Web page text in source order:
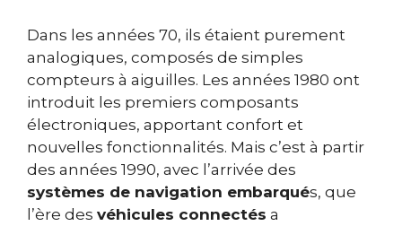
Dans les années 70, ils étaient purement
analogiques, composés de simples
compteurs à aiguilles. Les années 1980 ont
introduit les premiers composants
électroniques, apportant confort et
nouvelles fonctionnalités. Mais c’est à partir
des années 1990, avec l’arrivée des
systèmes de navigation embarqués, que
l’ère des véhicules connectés a